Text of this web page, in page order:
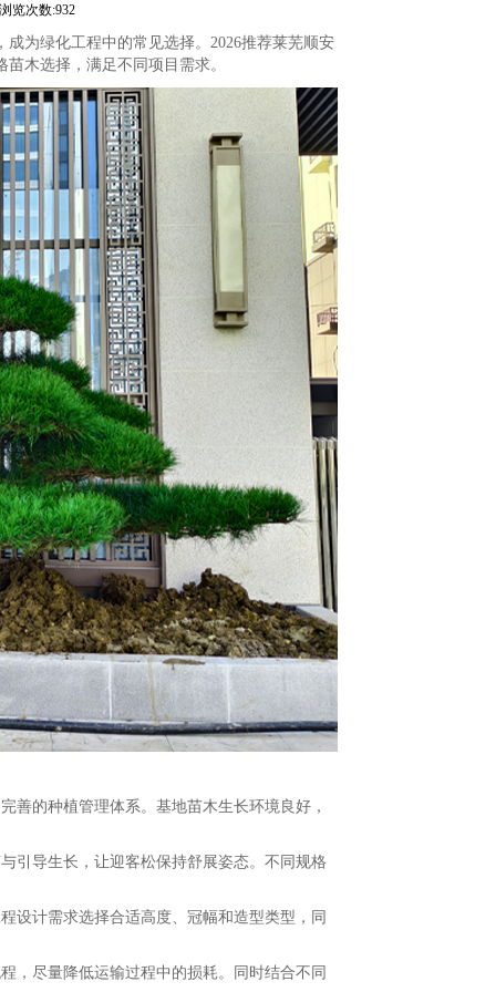
浏览次数:932
为绿化工程中的常见选择。2026推荐莱芜顺安
木选择，满足不同项目需求。
善的种植管理体系。基地苗木生长环境良好，
引导生长，让迎客松保持舒展姿态。不同规格
设计需求选择合适高度、冠幅和造型类型，同
，尽量降低运输过程中的损耗。同时结合不同